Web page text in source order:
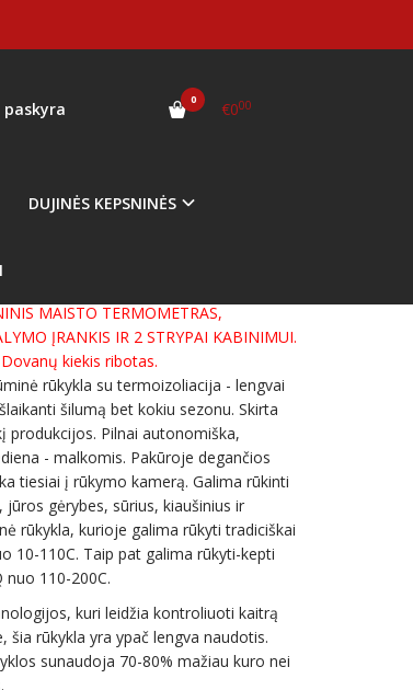
paskyra 0 €000
DUJINĖS KEPSNINĖS
MAISTO TERMOMETRAS,
ĮRANKIS IR 2 STRYPAI KABINIMUI.
kiekis ribotas.
rūkykla su termoizoliacija - lengvai
šilumą bet kokiu sezonu. Skirta
produkcijos. Pilnai autonomiška,
- malkomis. Pakūroje degančios
tiesiai į rūkymo kamerą. Galima rūkinti
gėrybes, sūrius, kiaušinius ir
rūkykla, kurioje galima rūkyti tradiciškai
10-110C. Taip pat galima rūkyti-kepti
110-200C.
kuri leidžia kontroliuoti kaitrą
šia rūkykla yra ypač lengva naudotis.
sunaudoja 70-80% mažiau kuro nei